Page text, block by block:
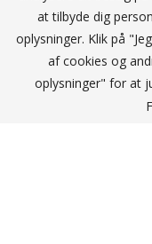
at tilbyde dig
oplysninger. Klik på
af cookies og
oplysninger" for at